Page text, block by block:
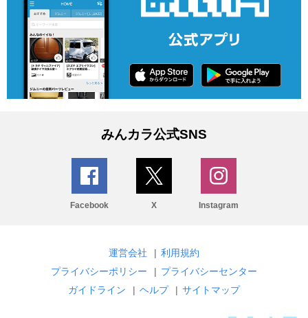
みんカラ公式SNS
Facebook X Instagram
運営会社 | 利用規約
プライバシーポリシー
| プライバシーセンター
ガイドライン
| ヘルプ | サイトマップ